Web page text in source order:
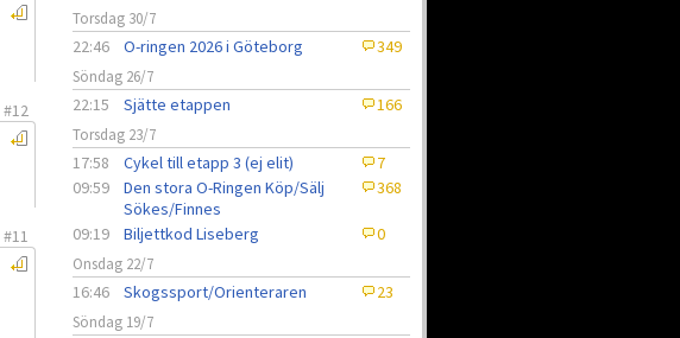
#12
#11
Torsdag 30/7
22:46 O-ringen 2026 i Göteborg 349
Söndag 26/7
22:15 Sjätte etappen 166
Torsdag 23/7
17:58 Cykel till etapp 3 (ej elit)
7
09:59
Den stora O-Ringen Köp/Sälj
Sökes/Finnes
368
09:19 Biljettkod Liseberg 0
Onsdag 22/7
16:46 Skogssport/Orienteraren 23
Söndag 19/7